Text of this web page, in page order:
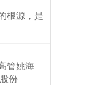
根源，是
管姚海
份